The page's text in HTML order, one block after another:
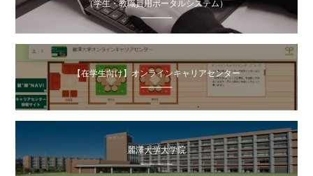
（学生・教職員用ポータルシステム）
【在学生向け】オンラインキャリアセンター
麗澤大学大学院